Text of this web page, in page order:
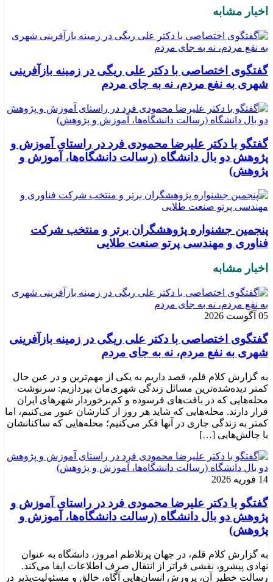
اخبار مشابه
گفتگوی اختصاصی با دکتر علی ریگی در زمینه بازآفرینی
شهری به نفع مردم، نه به جای مردم
گفتگو با دکتر علیرضا محمودی فرد در راستای آموزش و
پژوهش دو بال دانشگاه (رسالت دانشگاه‌ها، آموزش و
پژوهش)
پنجمین جشنواره پژوهشگران برتر و منتخب شرکت
فناوری و مهندسی پرتو صنعت طلایی
اخبار مشابه
05 آگوست 2026
گفتگوی اختصاصی با دکتر علی ریگی در زمینه بازآفرینی
شهری به نفع مردم، نه به جای مردم
به گزارش کلام قلم، قصد داریم به یکی از مهم‌ترین و در عین حال
کمتر دیده‌شده‌ترین مسائل زندگی شهری‌مان بپردازیم: سرنوشت
محله‌هایی که در بافت‌های فرسوده و کم‌برخوردار شهرهای ایران
قرار دارند. محله‌هایی که شاید هر روز از کنارشان عبور می‌کنیم، اما
کمتر به زندگی جاری در آنها فکر می‌کنیم؛ محله‌هایی که ساکنانشان
با چالش‌هایی […]
14 فوریه 2026
گفتگو با دکتر علیرضا محمودی فرد در راستای آموزش و
پژوهش دو بال دانشگاه (رسالت دانشگاه‌ها، آموزش و
پژوهش)
به گزارش کلام قلم، در جهان پرتلاطم امروز، دانشگاه به عنوان
نهادی پیشرو، نقشی فراتر از انتقال صرف اطلاعات ایفا می‌کند.
رسالت خطیر آن، پرورش انسان‌هایی آگاه، خالق و مسئولیت‌پذیر در